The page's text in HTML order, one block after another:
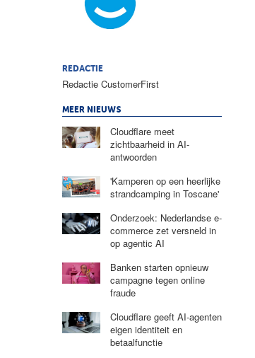
REDACTIE
Redactie CustomerFirst
MEER NIEUWS
Cloudflare meet
zichtbaarheid in AI-
antwoorden
'Kamperen op een heerlijke
strandcamping in Toscane'
Onderzoek: Nederlandse e-
commerce zet versneld in
op agentic AI
Banken starten opnieuw
campagne tegen online
fraude
Cloudflare geeft AI-agenten
eigen identiteit en
betaalfunctie